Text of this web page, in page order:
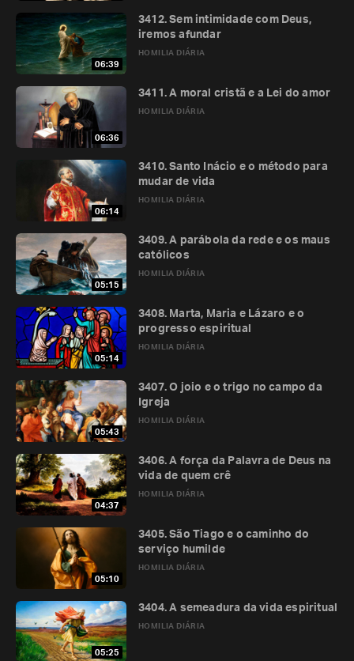
06:39
HOMILIA DIÁRIA
3412. Sem intimidade com Deus,
iremos afundar
06:36
HOMILIA DIÁRIA
3411. A moral cristã e a Lei do amor
06:14
HOMILIA DIÁRIA
3410. Santo Inácio e o método para
mudar de vida
05:15
HOMILIA DIÁRIA
3409. A parábola da rede e os maus
católicos
05:14
HOMILIA DIÁRIA
3408. Marta, Maria e Lázaro e o
progresso espiritual
05:43
HOMILIA DIÁRIA
3407. O joio e o trigo no campo da
Igreja
04:37
HOMILIA DIÁRIA
3406. A força da Palavra de Deus na
vida de quem crê
05:10
HOMILIA DIÁRIA
3405. São Tiago e o caminho do
serviço humilde
05:25
HOMILIA DIÁRIA
3404. A semeadura da vida espiritual